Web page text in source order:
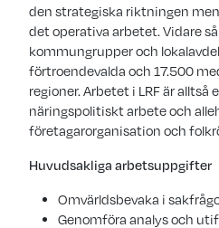
den strategiska riktningen
det operativa arbetet. Vidare så
kommungrupper och
förtroendevalda och 17.500
regioner. Arbetet i LRF är alltså
näringspolitiskt arbete och
företagarorganisation och
Huvudsakliga arbetsuppgifter
Omvärldsbevaka i
Genomföra analys och